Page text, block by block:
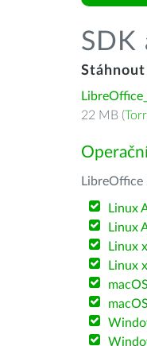
SDK
Stáhnout
22 MB (
Linux
Linux
Linux
Linux